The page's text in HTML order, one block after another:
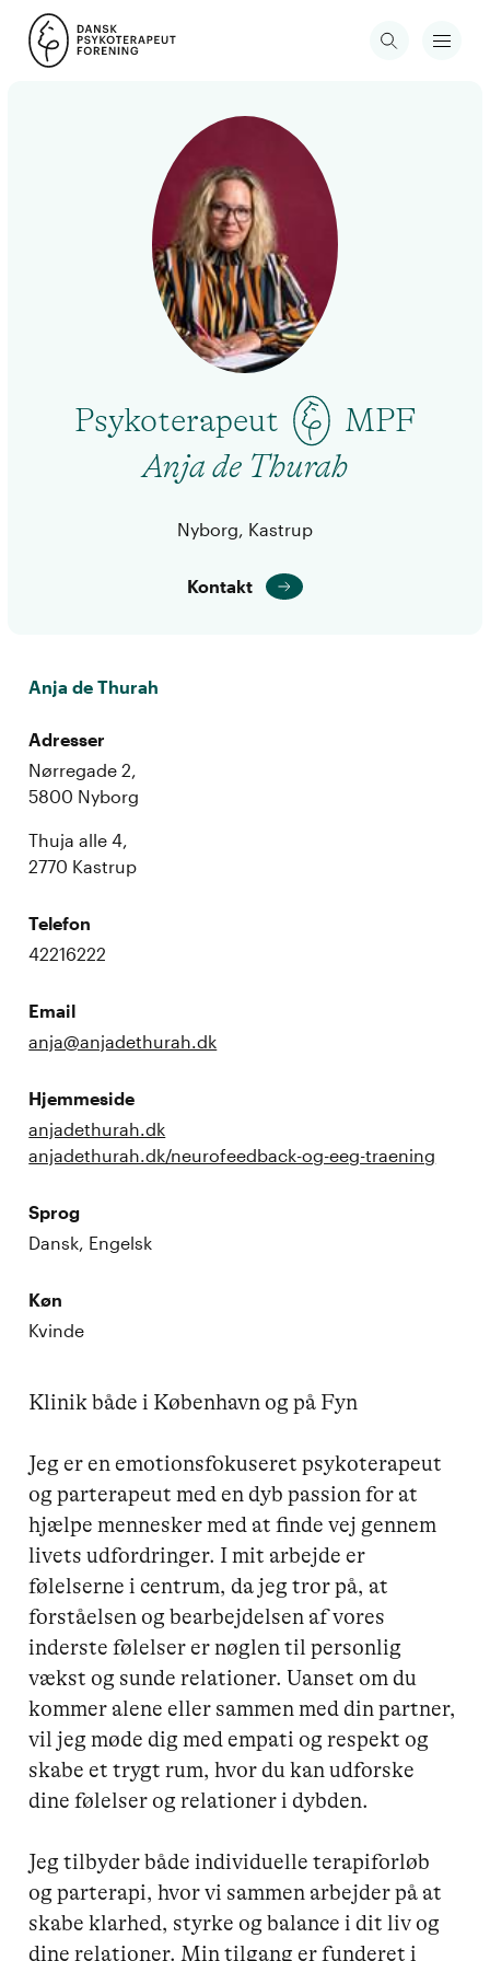
Psykoterapeut
MPF
Anja de Thurah
Nyborg, Kastrup
Kontakt
Anja de Thurah
Adresser
Nørregade 2,
5800 Nyborg
Thuja alle 4,
2770 Kastrup
Telefon
42216222
Email
anja@anjadethurah.dk
Hjemmeside
anjadethurah.dk
anjadethurah.dk/neurofeedback-og-eeg-traening
Sprog
Dansk, Engelsk
Køn
Kvinde
Klinik både i København og på Fyn
Jeg er en emotionsfokuseret psykoterapeut
og parterapeut med en dyb passion for at
hjælpe mennesker med at finde vej gennem
livets udfordringer. I mit arbejde er
følelserne i centrum, da jeg tror på, at
forståelsen og bearbejdelsen af vores
inderste følelser er nøglen til personlig
vækst og sunde relationer. Uanset om du
kommer alene eller sammen med din partner,
vil jeg møde dig med empati og respekt og
skabe et trygt rum, hvor du kan udforske
dine følelser og relationer i dybden.
Jeg tilbyder både individuelle terapiforløb
og parterapi, hvor vi sammen arbejder på at
skabe klarhed, styrke og balance i dit liv og
dine relationer. Min tilgang er funderet i